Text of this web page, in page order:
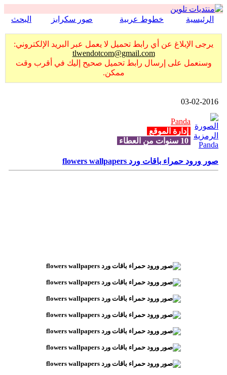
الرئيسية خطوط عربية صور سكرابز البحث
يرجى الإبلاغ عن أي رابط تحميل لا يعمل عبر البريد الإلكتروني:
tlwendotcom@gmail.com
وسنعمل على إرسال رابط تحميل صحيح إليك في أقرب وقت
ممكن.
03-02-2016
Panda
إدارة الموقع
صور ورود حمراء باقات ورد flowers wallpapers